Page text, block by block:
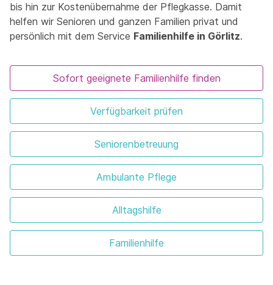
bis hin zur Kostenübernahme der Pflegkasse. Damit
helfen wir Senioren und ganzen Familien privat und
persönlich mit dem Service Familienhilfe in Görlitz.
Sofort geeignete Familienhilfe finden
Verfügbarkeit prüfen
Seniorenbetreuung
Ambulante Pflege
Alltagshilfe
Familienhilfe